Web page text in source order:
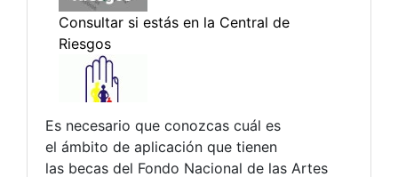
Es necesario que conozcas cuál es
el ámbito de aplicación que tienen
las becas del Fondo Nacional de las Artes